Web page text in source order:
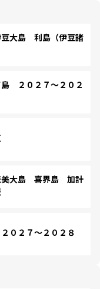
大島 利島（伊豆諸
２０２７～２０２
大島 喜界島 加計
２７～２０２８